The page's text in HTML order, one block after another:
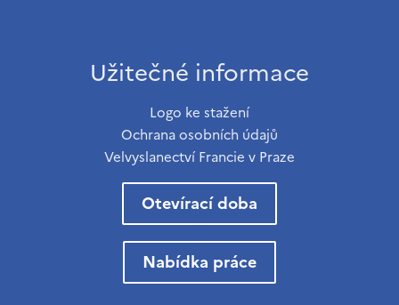
Užitečné informace
Logo ke stažení
Ochrana osobních údajů
Velvyslanectví Francie v Praze
Otevírací doba
Nabídka práce